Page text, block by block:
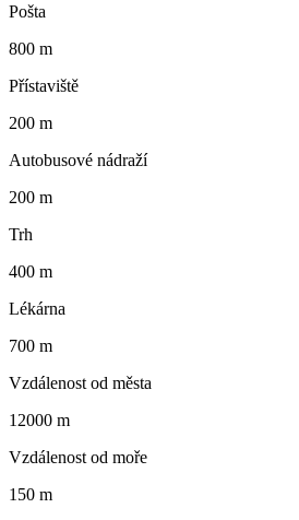
Pošta
800 m
Přístaviště
200 m
Autobusové nádraží
200 m
Trh
400 m
Lékárna
700 m
Vzdálenost od města
12000 m
Vzdálenost od moře
150 m